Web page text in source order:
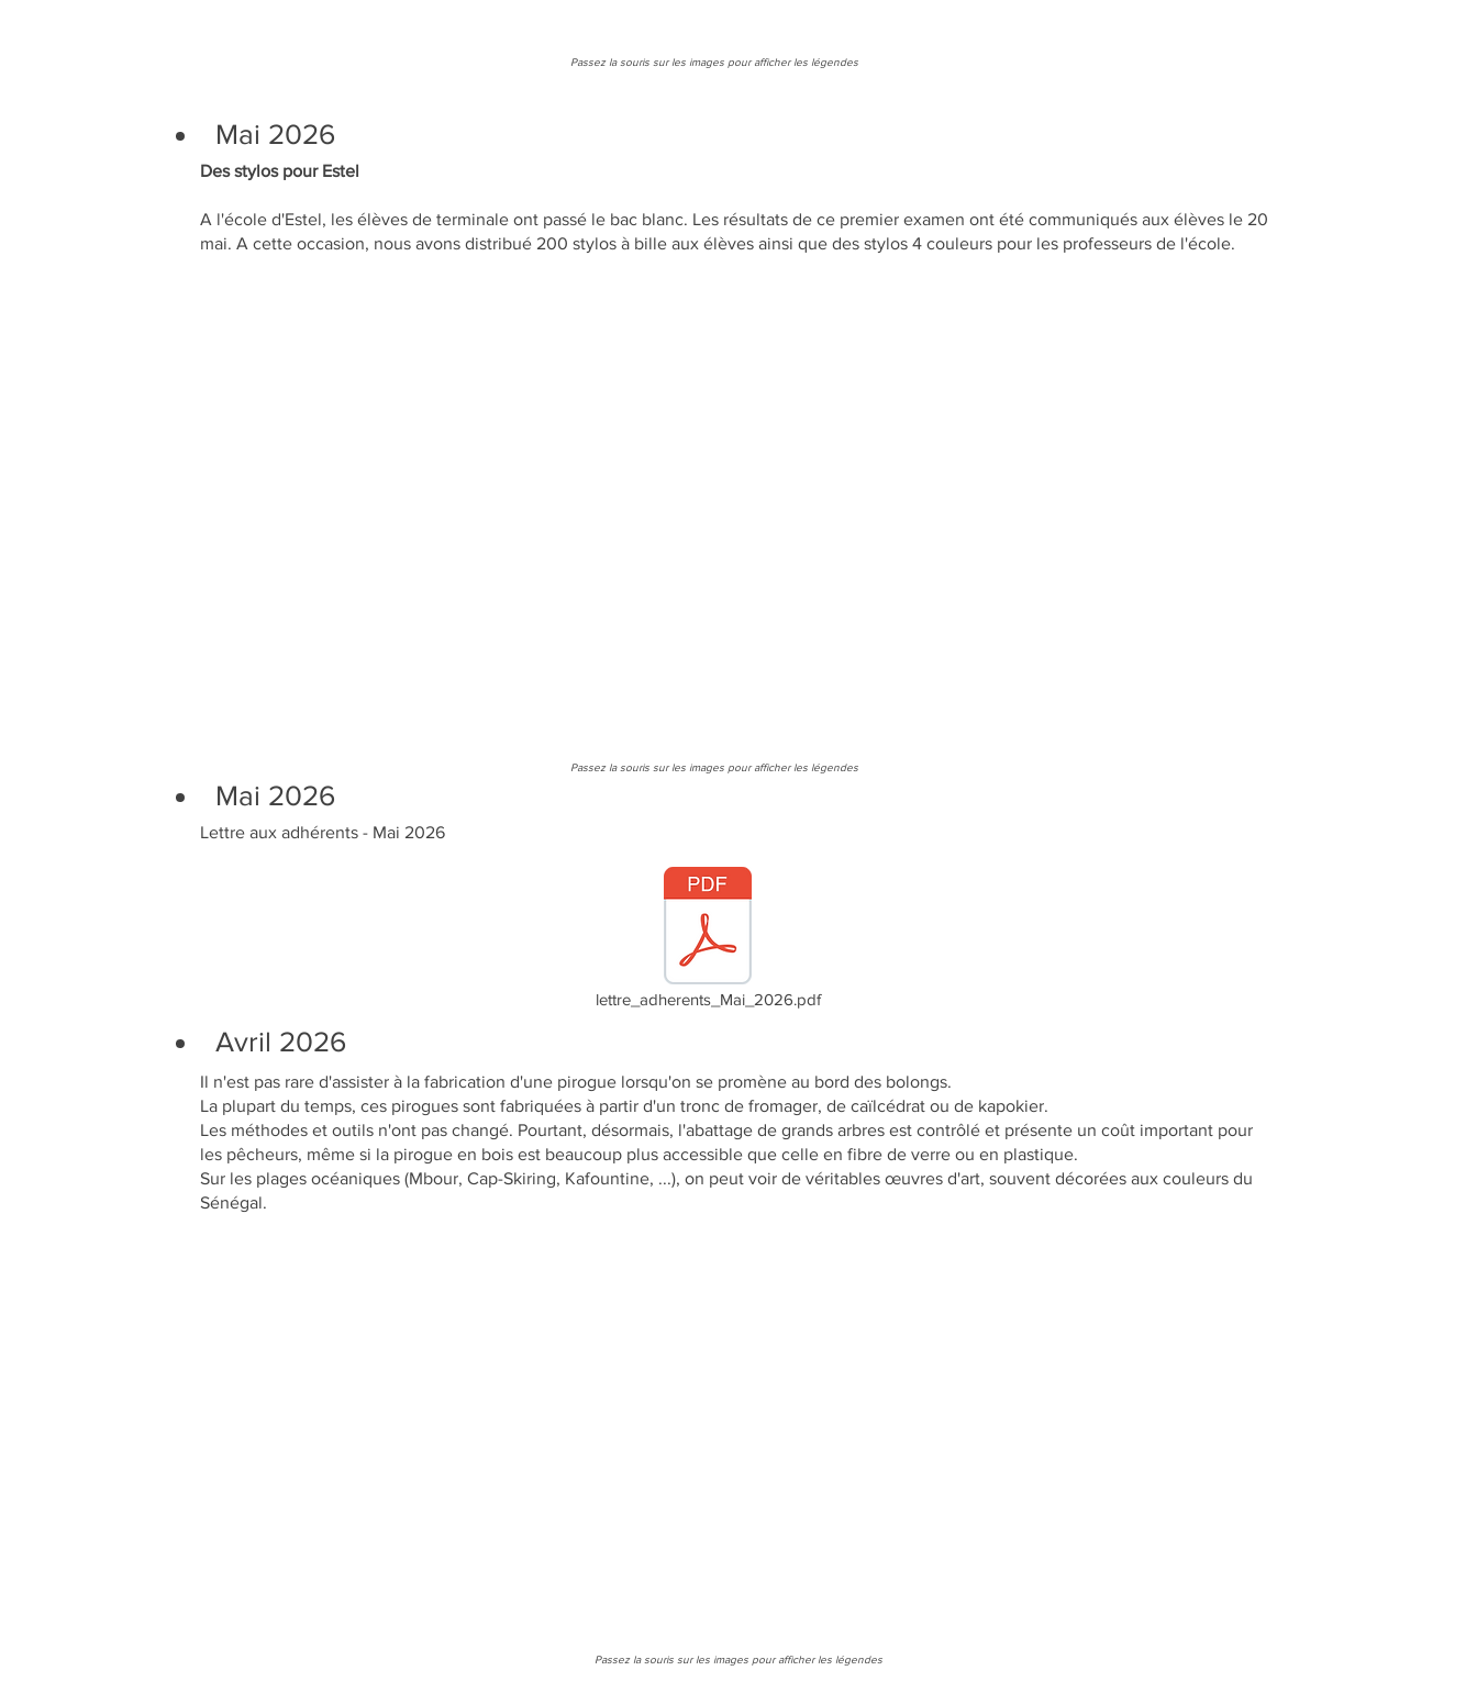
Passez la souris sur les images pour afficher les légendes
Mai 2026
Des stylos pour Estel
A l'école d'Estel, les élèves de terminale ont passé le bac blanc. Les résultats de ce premier examen ont été communiqués aux élèves le 20
mai. A cette occasion, nous avons distribué 200 stylos à bille aux élèves ainsi que des stylos 4 couleurs pour les professeurs de l'école.
Passez la souris sur les images pour afficher les légendes
Mai 2026
Lettre aux adhérents - Mai 2026
lettre_adherents_Mai_2026.pdf
Avril 2026
Il n'est pas rare d'assister à la fabrication d'une pirogue lorsqu'on se promène au bord des bolongs.
La plupart du temps, ces pirogues sont fabriquées à partir d'un tronc de fromager, de caïlcédrat ou de kapokier.
Les méthodes et outils n'ont pas changé. Pourtant, désormais, l'abattage de grands arbres est contrôlé et présente un coût important pour
les pêcheurs, même si la pirogue en bois est beaucoup plus accessible que celle en fibre de verre ou en plastique.
Sur les plages océaniques (Mbour, Cap-Skiring, Kafountine, ...), on peut voir de véritables œuvres d'art, souvent décorées aux couleurs du
Sénégal.
Passez la souris sur les images pour afficher les légendes